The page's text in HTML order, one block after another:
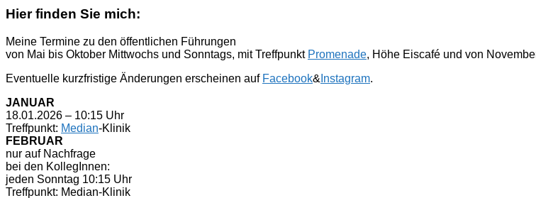
Hier finden Sie mich:
Meine Termine zu den öffentlichen Führungen
von Mai bis Oktober Mittwochs und Sonntags, mit Treffpunkt Promenade, Höhe Eiscafé und von
Eventuelle kurzfristige Änderungen erscheinen auf Facebook& Instagram.
JANUAR
18.01.2026 – 10:15 Uhr
Treffpunkt: Median-Klinik
FEBRUAR
nur auf Nachfrage
bei den KollegInnen:
jeden Sonntag 10:15 Uhr
Treffpunkt: Median-Klinik